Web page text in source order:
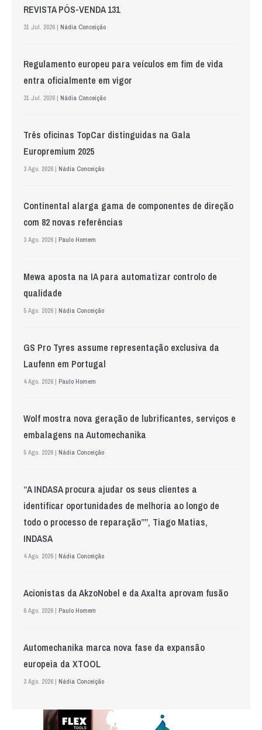
REVISTA PÓS-VENDA 131
31 Jul. 2026 | Nádia Conceição
Regulamento europeu para veículos em fim de vida
entra oficialmente em vigor
31 Jul. 2026 | Nádia Conceição
Três oficinas TopCar distinguidas na Gala
Europremium 2025
3 Ago. 2026 | Nádia Conceição
Continental alarga gama de componentes de direção
com 82 novas referências
3 Ago. 2026 | Paulo Homem
Mewa aposta na IA para automatizar controlo de
qualidade
5 Ago. 2026 | Nádia Conceição
GS Pro Tyres assume representação exclusiva da
Laufenn em Portugal
4 Ago. 2026 | Paulo Homem
Wolf mostra nova geração de lubrificantes, serviços e
embalagens na Automechanika
5 Ago. 2026 | Nádia Conceição
“A INDASA procura ajudar os seus clientes a
identificar oportunidades de melhoria ao longo de
todo o processo de reparação””, Tiago Matias,
INDASA
4 Ago. 2026 | Nádia Conceição
Acionistas da AkzoNobel e da Axalta aprovam fusão
6 Ago. 2026 | Paulo Homem
Automechanika marca nova fase da expansão
europeia da XTOOL
3 Ago. 2026 | Nádia Conceição